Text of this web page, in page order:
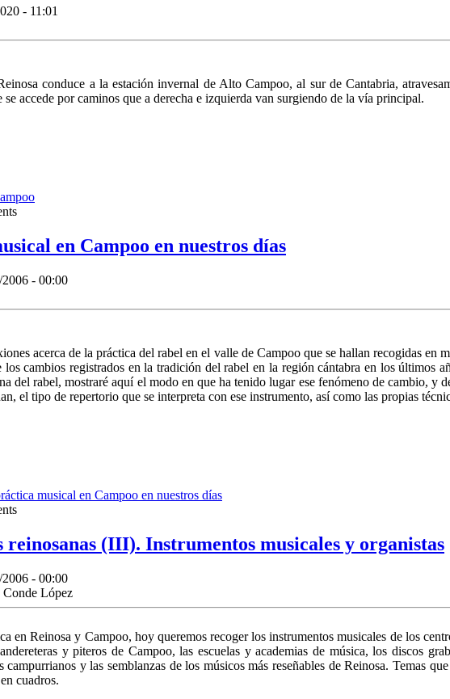
- 11:01
conduce a la estación invernal de Alto Campoo, al sur de Cantabria,
se accede por caminos que a derecha e izquierda van surgiendo de la vía principal.
en Campoo en nuestros días
- 00:00
acerca de la práctica del rabel en el valle de Campoo que se hallan recogidas en
cambios registrados en la tradición del rabel en la región cántabra en los últimos
del ra­bel, mostraré aquí el modo en que ha tenido lugar ese fenóme­no de cambio, y
el tipo de repertorio que se interpreta con ese instrumento, así como las propias
musical en Campoo en nuestros días
reinosanas (III). Instrumentos musicales y organistas
- 00:00
Conde López
en Reinosa y Campoo, hoy queremos recoger los instrumentos musicales de los
y piteros de Campoo, las escuelas y academias de música, los discos
campurrianos y las semblanzas de los músicos más reseñables de Reinosa. Temas
cuadros.